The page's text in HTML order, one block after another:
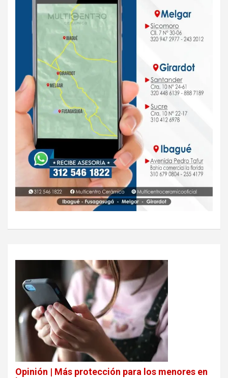
Opinión | Más protección para los menores en